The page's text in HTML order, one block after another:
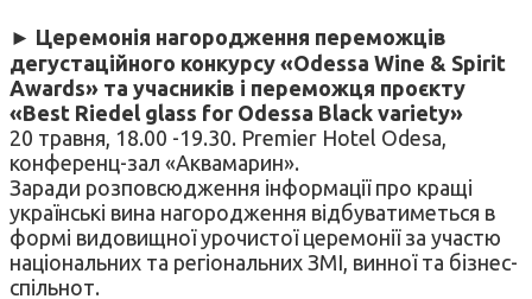
► Церемонія нагородження переможців
дегустаційного конкурсу «Odessa Wine & Spirit
Awards» та учасників і переможця проєкту
«Best Riedel glass for Odessa Black variety»
20 травня, 18.00 -19.30. Premier Hotel Odesa,
конференц-зал «Аквамарин».
Заради розповсюдження інформації про кращі
українські вина нагородження відбуватиметься в
формі видовищної урочистої церемонії за участю
національних та регіональних ЗМІ, винної та бізнес-
спільнот.